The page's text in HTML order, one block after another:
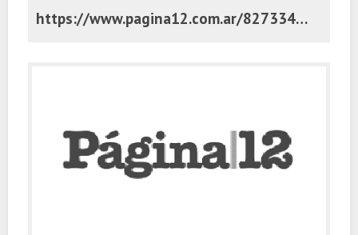
https://www.pagina12.com.ar/827334-el-gobierno-anuncio-la-extension-de-la-baja-de-retenciones-a